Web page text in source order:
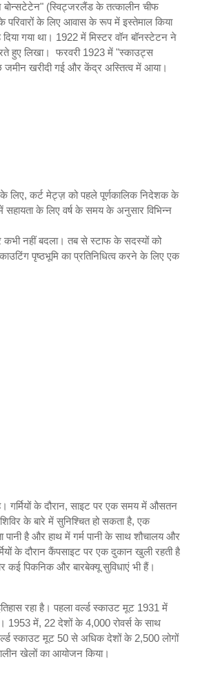
(स्विट्जरलैंड के तत्कालीन चीफ
के लिए आवास के रूप में इस्तेमाल किया
गया था। 1922 में मिस्टर वॉन बॉनस्टेटन ने
हुए लिखा। फरवरी 1923 में "स्काउट्स
खरीदी गई और केंद्र अस्तित्व में आया।
कर्ट मेट्ज़ को पहले पूर्णकालिक निदेशक के
के लिए वर्ष के समय के अनुसार विभिन्न
कभी नहीं बदला। तब से स्टाफ के सदस्यों को
पृष्ठभूमि का प्रतिनिधित्व करने के लिए एक
गर्मियों के दौरान, साइट पर एक समय में औसतन
के बारे में सुनिश्चित हो सकता है, एक
पानी है और हाथ में गर्म पानी के साथ शौचालय और
के दौरान कैंपसाइट पर एक दुकान खुली रहती है
पिकनिक और बारबेक्यू सुविधाएं भी हैं।
रहा है। पहला वर्ल्ड स्काउट मूट 1931 में
1953 में, 22 देशों के 4,000 रोवर्स के साथ
स्काउट मूट 50 से अधिक देशों के 2,500 लोगों
खेलों का आयोजन किया।